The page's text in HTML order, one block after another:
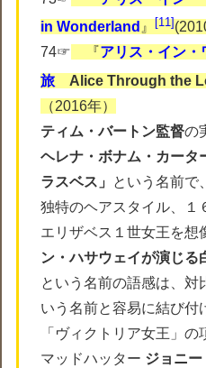
in Wonderland 』 11
74☞ 『アリス・イン・
旅 Alice Through the
（2016年）
ティム・バートン監督の
ヘレナ・ボナム・カータ
ラスベス」
という名前で
独特のヘアスタイル、１
エリザベス１世女王を想
ン・ハサウェイが演じる
という名前の語感は、対
いう名前と容易に結び
「ヴィクトリア女王」の
マッドハッター ジョニ